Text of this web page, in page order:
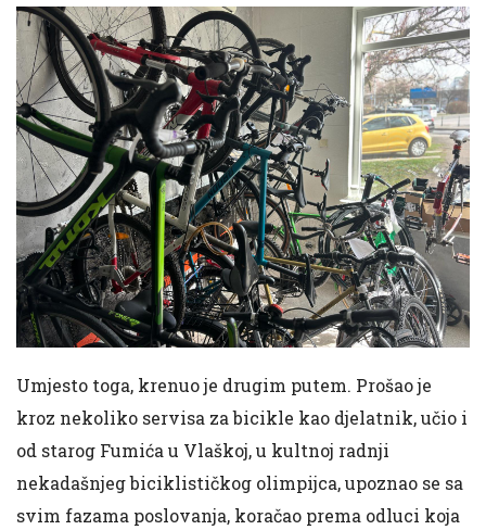
Umjesto toga, krenuo je drugim putem. Prošao je
kroz nekoliko servisa za bicikle kao djelatnik, učio i
od starog Fumića u Vlaškoj, u kultnoj radnji
nekadašnjeg biciklističkog olimpijca, upoznao se sa
svim fazama poslovanja, koračao prema odluci koja